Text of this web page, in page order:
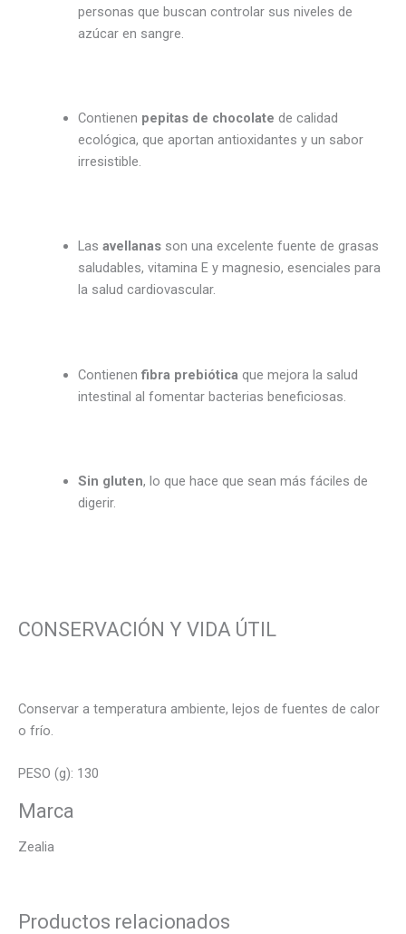
personas que buscan controlar sus niveles de
azúcar en sangre.
Contienen pepitas de chocolate de calidad
ecológica, que aportan antioxidantes y un sabor
irresistible.
Las avellanasson una excelente fuente de grasas
saludables, vitamina E y magnesio, esenciales para
la salud cardiovascular.
Contienen fibra prebiótica que mejora la salud
intestinal al fomentar bacterias beneficiosas.
Sin gluten, lo que hace que sean más fáciles de
digerir.
CONSERVACIÓN Y VIDA ÚTIL
Conservar a temperatura ambiente, lejos de fuentes de calor
o frío.
PESO (g): 130
Marca
Zealia
Productos relacionados